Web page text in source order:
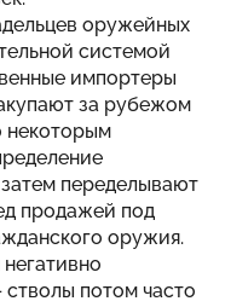
оружейных
системой
импортеры
за рубежом
некоторым
переделывают
продажей под
оружия.
стволы потом часто